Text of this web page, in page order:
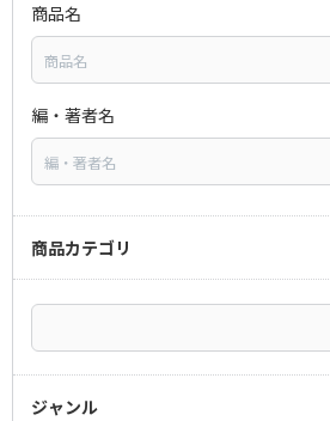
商品名
編・著者名
商品カテゴリ
ジャンル